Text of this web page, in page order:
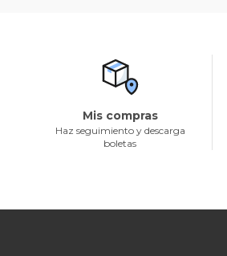
Mis compras
Haz seguimiento y descarga
boletas